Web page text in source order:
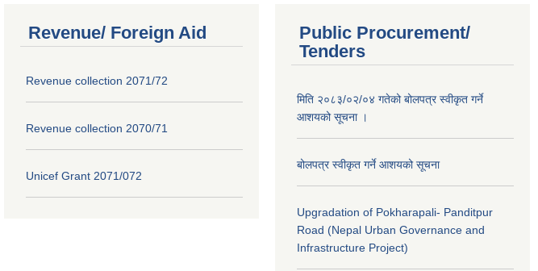
Revenue/ Foreign Aid
Revenue collection 2071/72
Revenue collection 2070/71
Unicef Grant 2071/072
Public Procurement/
Tenders
मिति २०८३/०२/०४ गतेको बोलपत्र स्वीकृत गर्ने
आशयको सूचना ।
बोलपत्र स्वीकृत गर्ने आशयको सूचना
Upgradation of Pokharapali- Panditpur
Road (Nepal Urban Governance and
Infrastructure Project)